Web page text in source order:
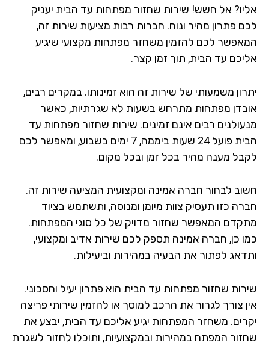
אל חשש! שירות שחזור מפתחות עד הבית יעניק
פתרון מהיר ונוח. חברות רבות מציעות שירות זה,
לכם להזמין משחזר מפתחות מקצועי שיגיע
עד הבית, תוך זמן קצר.
משמעותי של שירות זה הוא זמינותו. במקרים רבים,
מפתחות מתרחש בשעות לא שגרתיות, כאשר
רבים אינם זמינים. שירות שחזור מפתחות עד
הבית פועל 24 שעות ביממה, 7 ימים בשבוע, ומאפשר לכם
מענה מהיר בכל זמן ובכל מקום.
לבחור חברה אמינה ומקצועית המציעה שירות זה.
כזו תעסיק צוות מיומן ומנוסה, ותשתמש בציוד
המאפשר שחזור מדויק של כל סוגי המפתחות.
כן, חברה אמינה תספק לכם שירות אדיב ומקצועי,
לפתור את הבעיה במהירות וביעילות.
שחזור מפתחות עד הבית הוא פתרון יעיל וחסכוני.
צורך לגרור את הרכב למוסך או להזמין שירותי פריצה
משחזר המפתחות יגיע אליכם עד הבית, יבצע את
המפתח במהירות ובמקצועיות, ותוכלו לחזור לשגרת